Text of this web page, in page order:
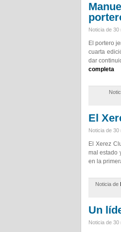
Noticia de 30
El portero
cuarta
dar
completa
El
Noticia de 30
El Xerez
mal estado
en la
Noticia de
Un
Noticia de 30